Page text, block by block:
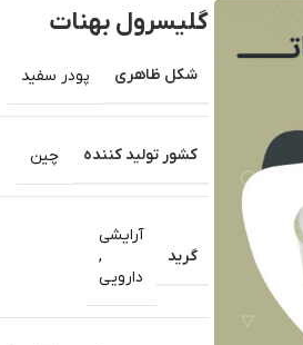
گلیسرول بهنات
شکل ظاهری پودر سفید
کشور تولید کننده چین
گرید
آرایشی
,
دارویی